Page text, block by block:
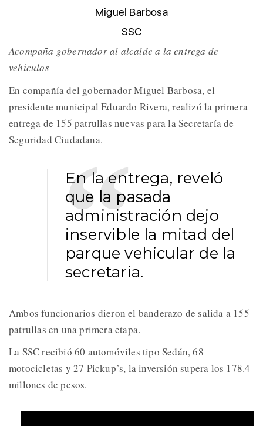
Miguel Barbosa
SSC
Acompaña gobernador al alcalde a la entrega de
vehiculos
En compañía del gobernador Miguel Barbosa, el
presidente municipal Eduardo Rivera, realizó la primera
entrega de 155 patrullas nuevas para la Secretaría de
Seguridad Ciudadana.
En la entrega, reveló
que la pasada
administración dejo
inservible la mitad del
parque vehicular de la
secretaria.
Ambos funcionarios dieron el banderazo de salida a 155
patrullas en una primera etapa.
La SSC recibió 60 automóviles tipo Sedán, 68
motocicletas y 27 Pickup’s, la inversión supera los 178.4
millones de pesos.